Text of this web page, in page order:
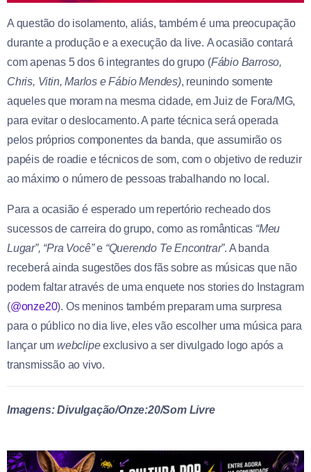
A questão do isolamento, aliás, também é uma preocupação
durante a produção e a execução da live. A ocasião contará
com apenas 5 dos 6 integrantes do grupo (Fábio Barroso,
Chris, Vitin, Marlos e Fábio Mendes), reunindo somente
aqueles que moram na mesma cidade, em Juiz de Fora/MG,
para evitar o deslocamento. A parte técnica será operada
pelos próprios componentes da banda, que assumirão os
papéis de roadie e técnicos de som, com o objetivo de reduzir
ao máximo o número de pessoas trabalhando no local.
Para a ocasião é esperado um repertório recheado dos
sucessos de carreira do grupo, como as românticas “Meu
Lugar”, “Pra Você”e “Querendo Te Encontrar”. A banda
receberá ainda sugestões dos fãs sobre as músicas que não
podem faltar através de uma enquete nos stories do Instagram
(@onze20). Os meninos também preparam uma surpresa
para o público no dia live, eles vão escolher uma música para
lançar um webclipeexclusivo a ser divulgado logo após a
transmissão ao vivo.
Imagens: Divulgação/Onze:20/Som Livre